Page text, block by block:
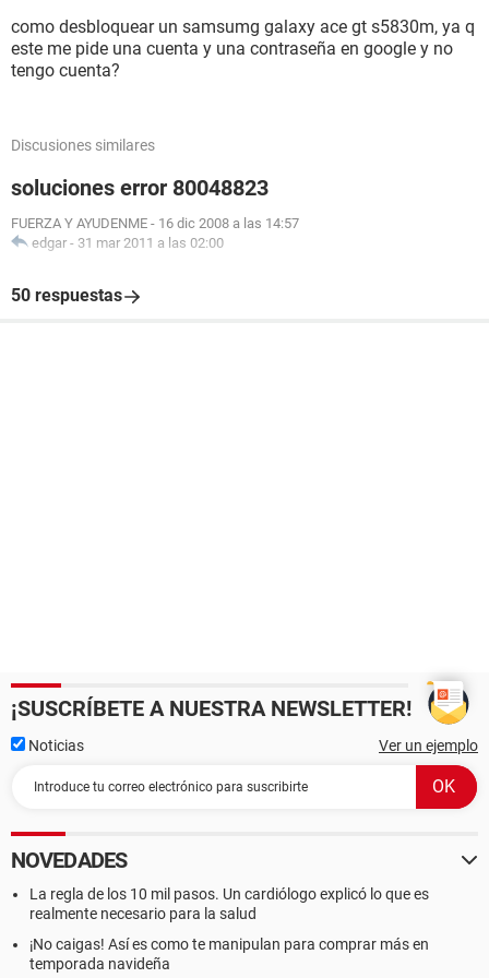
como desbloquear un samsumg galaxy ace gt s5830m, ya q
este me pide una cuenta y una contraseña en google y no
tengo cuenta?
Discusiones similares
soluciones error 80048823
FUERZA Y AYUDENME - 16 dic 2008 a las 14:57
edgar - 31 mar 2011 a las 02:00
50 respuestas
¡SUSCRÍBETE A NUESTRA NEWSLETTER!
Noticias Ver un ejemplo
NOVEDADES
La regla de los 10 mil pasos. Un cardiólogo explicó lo que es
realmente necesario para la salud
¡No caigas! Así es como te manipulan para comprar más en
temporada navideña